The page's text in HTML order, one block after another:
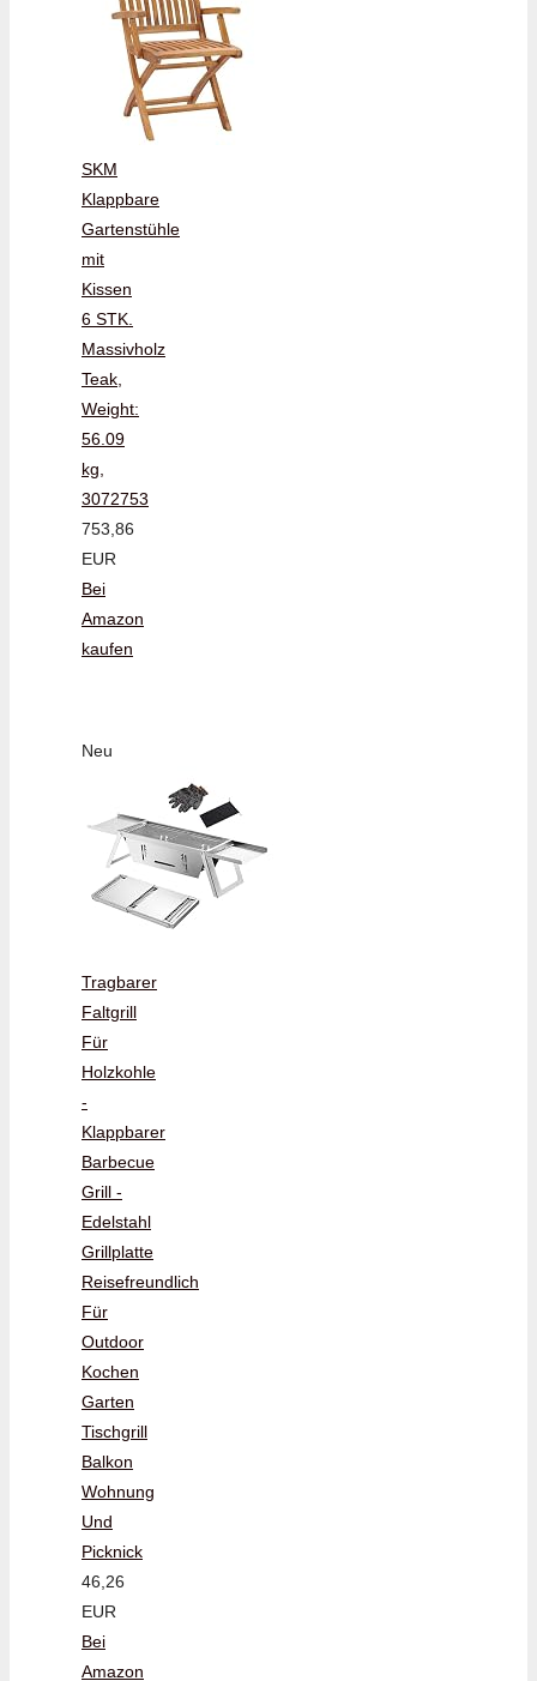
SKM
Klappbare
Gartenstühle
mit
Kissen
6 STK.
Massivholz
Teak,
Weight:
56.09
kg,
3072753
753,86
EUR
Bei
Amazon
kaufen
Neu
Tragbarer
Faltgrill
Für
Holzkohle
-
Klappbarer
Barbecue
Grill -
Edelstahl
Grillplatte
Reisefreundlich
Für
Outdoor
Kochen
Garten
Tischgrill
Balkon
Wohnung
Und
Picknick
46,26
EUR
Bei
Amazon